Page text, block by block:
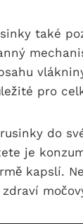
také
pro
do
je
kapslí.